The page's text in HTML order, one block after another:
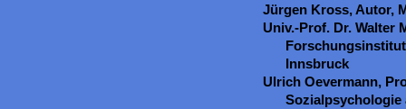
Jürgen Kross, Autor,
Univ.-Prof. Dr. Walter
Innsbruck
Ulrich Oevermann,
Sozialpsychologie